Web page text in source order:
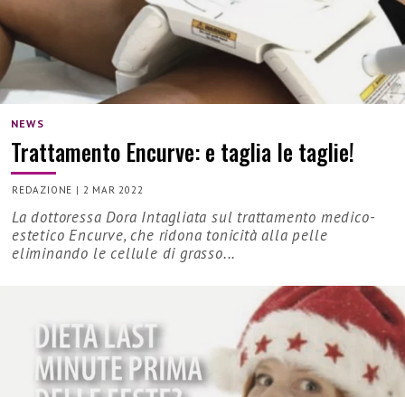
NEWS
Trattamento Encurve: e taglia le taglie!
REDAZIONE | 2 MAR 2022
La dottoressa Dora Intagliata sul trattamento medico-
estetico Encurve, che ridona tonicità alla pelle
eliminando le cellule di grasso...